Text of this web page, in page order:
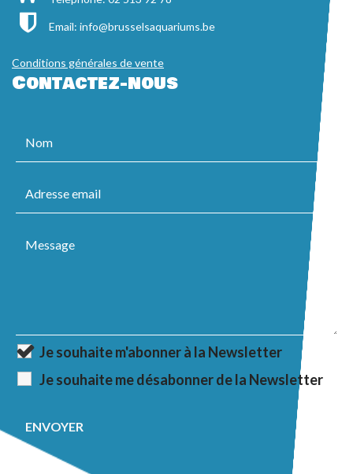
Email: info@brusselsaquariums.be
Conditions générales de vente
Contactez-nous
Je souhaite m'abonner à la Newsletter
Je souhaite me désabonner de la Newsletter